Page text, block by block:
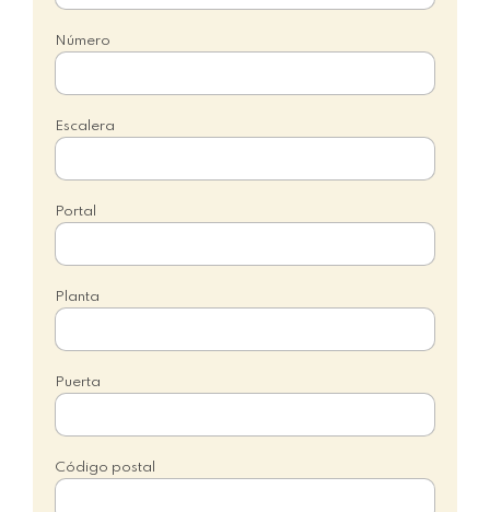
Número
Escalera
Portal
Planta
Puerta
Código postal